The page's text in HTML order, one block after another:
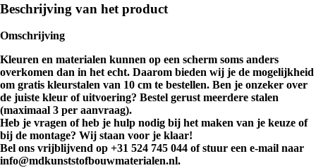
Beschrijving van het product
Omschrijving
Kleuren en materialen kunnen op een scherm soms anders
overkomen dan in het echt. Daarom bieden wij je de mogelijkheid
om gratis kleurstalen van 10 cm te bestellen. Ben je onzeker over
de juiste kleur of uitvoering? Bestel gerust meerdere stalen
(maximaal 3 per aanvraag).
Heb je vragen of heb je hulp nodig bij het maken van je keuze of
bij de montage? Wij staan voor je klaar!
Bel ons vrijblijvend op +31 524 745 044 of stuur een e-mail naar
info@mdkunststofbouwmaterialen.nl.